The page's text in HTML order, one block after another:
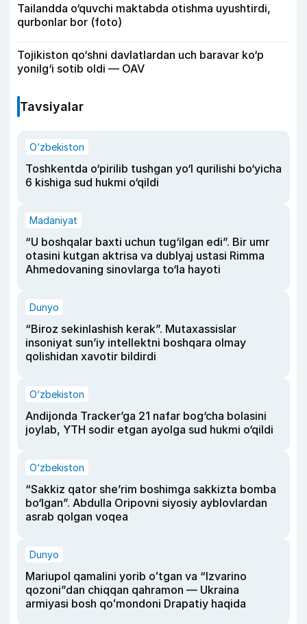
Tailandda o‘quvchi maktabda otishma uyushtirdi,
qurbonlar bor (foto)
Tojikiston qo‘shni davlatlardan uch baravar ko‘p
yonilg‘i sotib oldi — OAV
Tavsiyalar
O‘zbekiston
Toshkentda o‘pirilib tushgan yo‘l qurilishi bo‘yicha
6 kishiga sud hukmi o‘qildi
Madaniyat
“U boshqalar baxti uchun tug‘ilgan edi”. Bir umr
otasini kutgan aktrisa va dublyaj ustasi Rimma
Ahmedovaning sinovlarga to‘la hayoti
Dunyo
“Biroz sekinlashish kerak”. Mutaxassislar
insoniyat sun’iy intellektni boshqara olmay
qolishidan xavotir bildirdi
O‘zbekiston
Andijonda Tracker’ga 21 nafar bog‘cha bolasini
joylab, YTH sodir etgan ayolga sud hukmi o‘qildi
O‘zbekiston
“Sakkiz qator she’rim boshimga sakkizta bomba
bo‘lgan”. Abdulla Oripovni siyosiy ayblovlardan
asrab qolgan voqea
Dunyo
Mariupol qamalini yorib oʻtgan va “Izvarino
qozoni”dan chiqqan qahramon — Ukraina
armiyasi bosh qoʻmondoni Drapatiy haqida